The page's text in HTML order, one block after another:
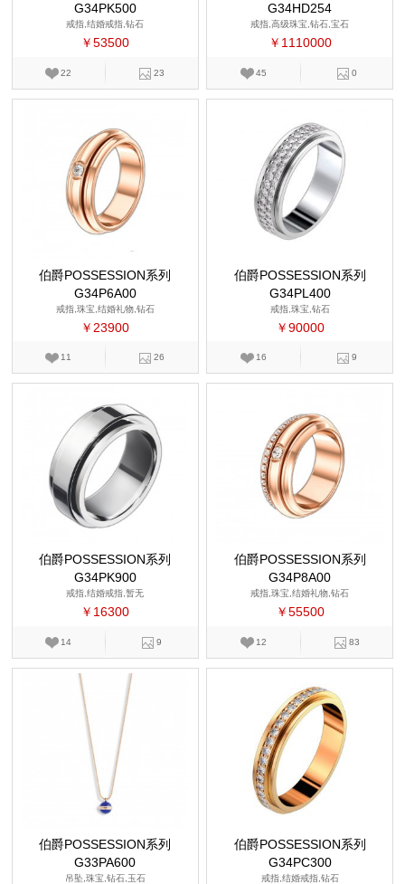
G34PK500
戒指,结婚戒指,钻石
￥53500
22 23
列
G34HD254
戒指,高级珠宝,钻石,宝石
￥1110000
45 0
伯爵POSSESSION系列
G34P6A00
戒指,珠宝,结婚礼物,钻石
￥23900
11 26
伯爵POSSESSION系列
G34PL400
戒指,珠宝,钻石
￥90000
16 9
伯爵POSSESSION系列
G34PK900
戒指,结婚戒指,暂无
￥16300
14 9
伯爵POSSESSION系列
G34P8A00
戒指,珠宝,结婚礼物,钻石
￥55500
12 83
伯爵POSSESSION系列
G33PA600
吊坠,珠宝,钻石,玉石
伯爵POSSESSION系列
G34PC300
戒指,结婚戒指,钻石